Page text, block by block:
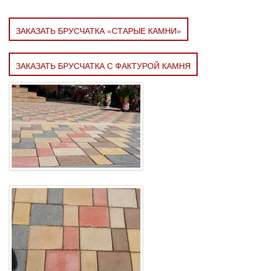
ЗАКАЗАТЬ БРУСЧАТКА «СТАРЫЕ КАМНИ»
ЗАКАЗАТЬ БРУСЧАТКА С ФАКТУРОЙ КАМНЯ